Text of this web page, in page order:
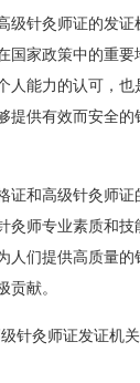
级针灸师证的发证
国家政策中的重要
人能力的认可，
提供有效而安全的
证和高级针灸师证
灸师专业素质和
人们提供高质量
贡献。
针灸师证发证机